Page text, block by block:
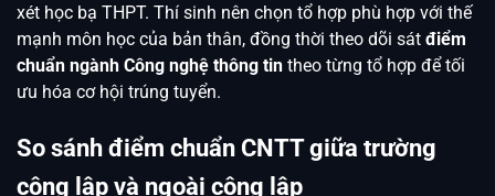
xét học bạ THPT. Thí sinh nên chọn tổ hợp phù hợp với thế
mạnh môn học của bản thân, đồng thời theo dõi sát điểm
chuẩn ngành Công nghệ thông tin theo từng tổ hợp để tối
ưu hóa cơ hội trúng tuyển.
So sánh điểm chuẩn CNTT giữa trường
công lập và ngoài công lập